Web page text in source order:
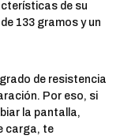
de su
133 gramos y un
de resistencia
Por eso, si
la pantalla,
carga, te